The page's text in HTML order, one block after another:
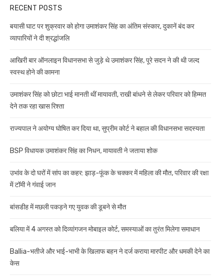
RECENT POSTS
बयासी घाट पर शुक्रवार को होगा उमाशंकर सिंह का अंतिम संस्कार, दुकानें बंद कर
व्यापारियों ने दी श्रद्धांजलि
आखिरी बार ऑनलाइन विधानसभा से जुड़े थे उमाशंकर सिंह, पूरे सदन ने की थी जल्द
स्वस्थ होने की कामना
उमाशंकर सिंह को छोटा भाई मानती थीं मायावती, राखी बांधने से लेकर परिवार को हिम्मत
देने तक रहा खास रिश्ता
राज्यपाल ने अयोग्य घोषित कर दिया था, सुप्रीम कोर्ट ने बहाल की विधानसभा सदस्यता
BSP विधायक उमाशंकर सिंह का निधन, मायावती ने जताया शोक
उभांव के दो घरों में सांप का कहर: झाड़-फूंक के चक्कर में महिला की मौत, परिवार की रक्षा
में टॉमी ने गंवाई जान
बांसडीह में मछली पकड़ने गए युवक की डूबने से मौत
बलिया में 4 अगस्त को दिव्यांगजन मोबाइल कोर्ट, समस्याओं का तुरंत मिलेगा समाधान
Ballia-भतीजे और भाई-भाभी के खिलाफ बहन ने दर्ज कराया मारपीट और धमकी देने का
केस